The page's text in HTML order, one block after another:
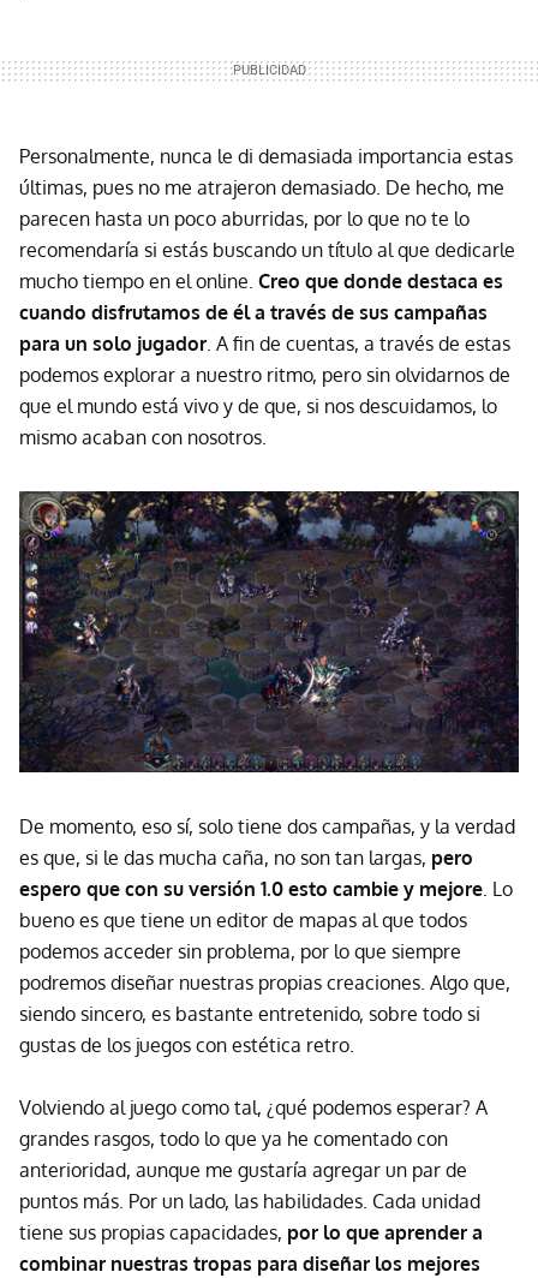
Personalmente, nunca le di demasiada importancia estas
últimas, pues no me atrajeron demasiado. De hecho, me
parecen hasta un poco aburridas, por lo que no te lo
recomendaría si estás buscando un título al que dedicarle
mucho tiempo en el online. Creo que donde destaca es
cuando disfrutamos de él a través de sus campañas
para un solo jugador. A fin de cuentas, a través de estas
podemos explorar a nuestro ritmo, pero sin olvidarnos de
que el mundo está vivo y de que, si nos descuidamos, lo
mismo acaban con nosotros.
De momento, eso sí, solo tiene dos campañas, y la verdad
es que, si le das mucha caña, no son tan largas, pero
espero que con su versión 1.0 esto cambie y mejore. Lo
bueno es que tiene un editor de mapas al que todos
podemos acceder sin problema, por lo que siempre
podremos diseñar nuestras propias creaciones. Algo que,
siendo sincero, es bastante entretenido, sobre todo si
gustas de los juegos con estética retro.
Volviendo al juego como tal, ¿qué podemos esperar? A
grandes rasgos, todo lo que ya he comentado con
anterioridad, aunque me gustaría agregar un par de
puntos más. Por un lado, las habilidades. Cada unidad
tiene sus propias capacidades, por lo que aprender a
combinar nuestras tropas para diseñar los mejores